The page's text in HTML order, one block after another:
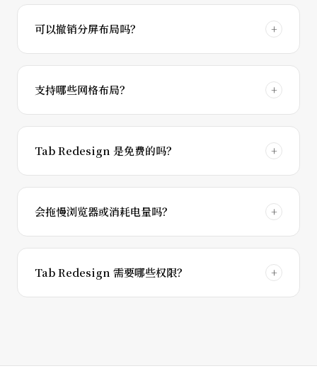
可以撤销分屏布局吗？
支持哪些网格布局？
Tab Redesign 是免费的吗？
会拖慢浏览器或消耗电量吗？
Tab Redesign 需要哪些权限？